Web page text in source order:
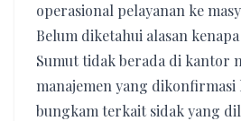
operasional pelayanan ke
Belum diketahui alasan
Sumut tidak berada di kantor
manajemen yang dikonfirmasi
bungkam terkait sidak yang